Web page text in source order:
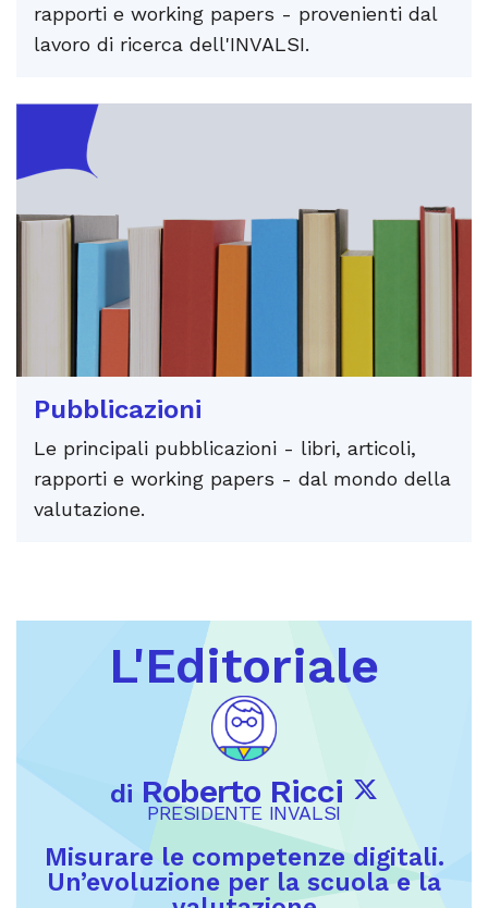
rapporti e working papers - provenienti dal
lavoro di ricerca dell'INVALSI.
Pubblicazioni
Le principali pubblicazioni - libri, articoli,
rapporti e working papers - dal mondo della
valutazione.
L'Editoriale
di Roberto Ricci
PRESIDENTE INVALSI
Misurare le competenze digitali.
Un’evoluzione per la scuola e la